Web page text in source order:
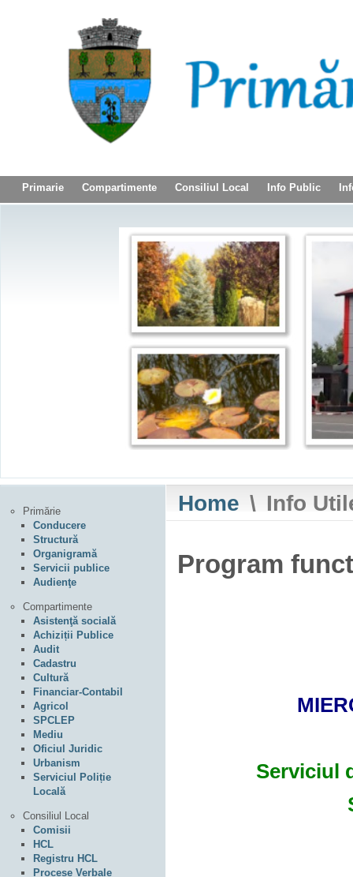
Primarie Compartimente Consiliul Local Info Public
Home \ Info
Program
Serviciul
Primărie
Conducere
Structură
Organigramă
Servicii publice
Audienţe
Compartimente
Asistenţă socială
Achiziții Publice
Audit
Cadastru
Cultură
Financiar-Contabil
Agricol
SPCLEP
Mediu
Oficiul Juridic
Urbanism
Serviciul Poliție
Locală
Consiliul Local
Comisii
HCL
Registru HCL
Procese Verbale